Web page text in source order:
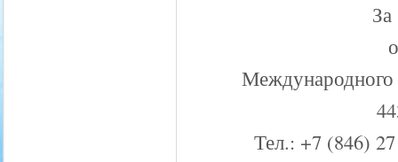
Тел.: +7 (846)